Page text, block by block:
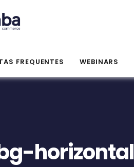
FREQUENTES WEBINARS
horizontal